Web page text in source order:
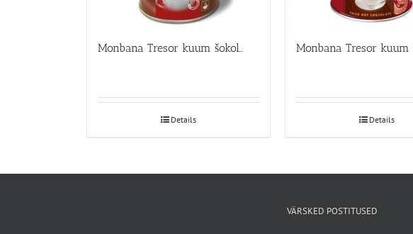
Monbana Tresor kuum šokolaad 1kg
Details Details
VÄRSKED POSTITUSED